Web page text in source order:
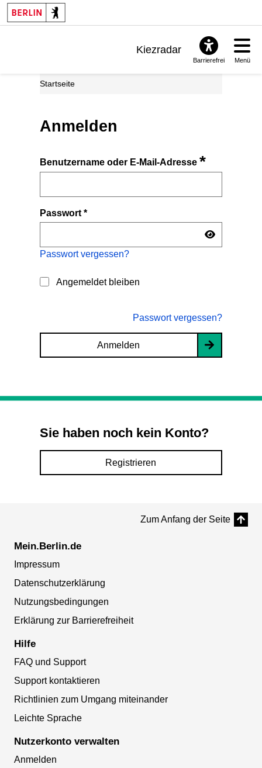
Kiezradar
Barrierefrei Menü
Startseite
Anmelden
Benutzername oder E-Mail-Adresse*
Passwort*
Passwort vergessen?
Angemeldet bleiben
Passwort vergessen?
Anmelden
Sie haben noch kein Konto?
Registrieren
Zum Anfang der Seite
Mein.Berlin.de
Impressum
Datenschutzerklärung
Nutzungsbedingungen
Erklärung zur Barrierefreiheit
Hilfe
FAQ und Support
Support kontaktieren
Richtlinien zum Umgang miteinander
Leichte Sprache
Nutzerkonto verwalten
Anmelden